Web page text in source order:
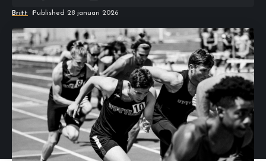
Britt Published 28 januari 2026